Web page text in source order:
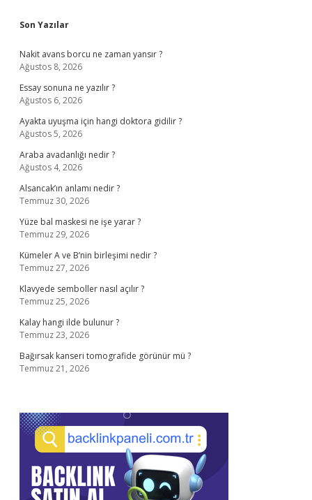
Sidebar
Son Yazılar
Nakit avans borcu ne zaman yansır ?
Ağustos 8, 2026
Essay sonuna ne yazılır ?
Ağustos 6, 2026
Ayakta uyuşma için hangi doktora gidilir ?
Ağustos 5, 2026
Araba avadanlığı nedir ?
Ağustos 4, 2026
Alsancak’ın anlamı nedir ?
Temmuz 30, 2026
Yüze bal maskesi ne işe yarar ?
Temmuz 29, 2026
Kümeler A ve B’nin birleşimi nedir ?
Temmuz 27, 2026
Klavyede semboller nasıl açılır ?
Temmuz 25, 2026
Kalay hangi ilde bulunur ?
Temmuz 23, 2026
Bağırsak kanseri tomografide görünür mü ?
Temmuz 21, 2026